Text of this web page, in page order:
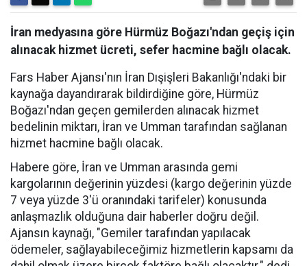
İran medyasına göre Hürmüz Boğazı'ndan geçiş için
alınacak hizmet ücreti, sefer hacmine bağlı olacak.
Fars Haber Ajansı'nın İran Dışişleri Bakanlığı'ndaki bir
kaynağa dayandırarak bildirdiğine göre, Hürmüz
Boğazı'ndan geçen gemilerden alınacak hizmet
bedelinin miktarı, İran ve Umman tarafından sağlanan
hizmet hacmine bağlı olacak.
Habere göre, İran ve Umman arasında gemi
kargolarının değerinin yüzdesi (kargo değerinin yüzde
7 veya yüzde 3'ü oranındaki tarifeler) konusunda
anlaşmazlık olduğuna dair haberler doğru değil.
Ajansın kaynağı, "Gemiler tarafından yapılacak
ödemeler, sağlayabileceğimiz hizmetlerin kapsamı da